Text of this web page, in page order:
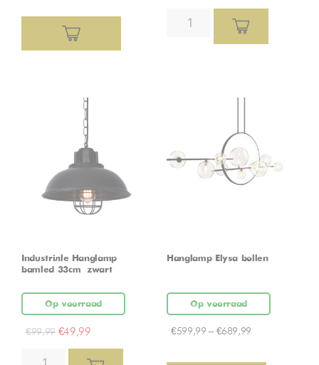
Industriële Hanglamp
bamled 33cm – zwart
Op voorraad
€99,99 €49,99
Hanglamp Elysa bollen
Op voorraad
€599,99 – €689,99